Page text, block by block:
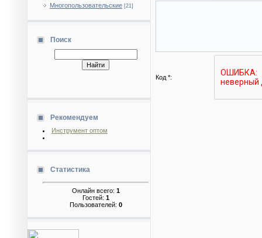
Многопользовательские [21]
Поиск
Рекомендуем
Инструмент оптом
Статистика
Онлайн всего: 1
Гостей: 1
Пользователей: 0
Код *: